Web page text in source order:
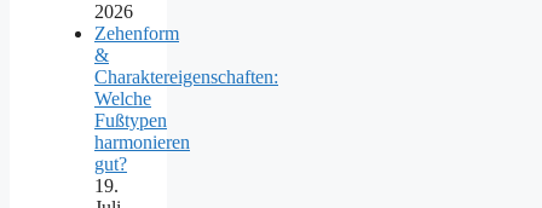
2026
Zehenform
&
Charaktereigenschaften:
Welche
Fußtypen
harmonieren
gut?
19.